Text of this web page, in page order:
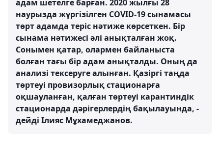
адам шетелге барған. 2020 жылғы 28
наурызда жүргізілген COVID-19 сынамасы
төрт адамда теріс нәтиже көрсеткен. Бір
сынама нәтижесі әлі анықталған жоқ.
Сонымен қатар, олармен байланыста
болған тағы бір адам анықталды. Оның да
анализі тексеруге алынған. Қазіргі таңда
төртеуі провизорлық стационарға
оқшауланған, қалған төртеуі карантиндік
стационарда дәрігерлердің бақылауында, -
дейді Ілияс Мұхамеджанов.